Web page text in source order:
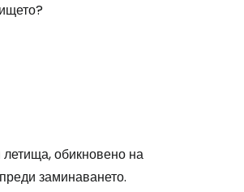
летища, обикновено на
заминаването.